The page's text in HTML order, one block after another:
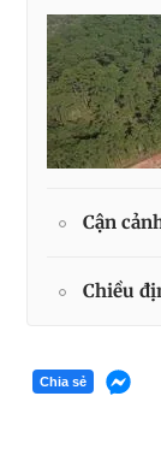
Cận
Chiều
Chia sẻ